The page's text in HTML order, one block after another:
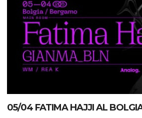
05/04 FATIMA HAJJI AL